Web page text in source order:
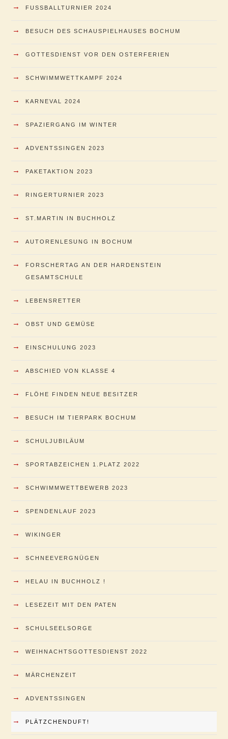
→ FUSSBALLTURNIER 2024
→ BESUCH DES SCHAUSPIELHAUSES BOCHUM
→ GOTTESDIENST VOR DEN OSTERFERIEN
→ SCHWIMMWETTKAMPF 2024
→ KARNEVAL 2024
→ SPAZIERGANG IM WINTER
→ ADVENTSSINGEN 2023
→ PAKETAKTION 2023
→ RINGERTURNIER 2023
→ ST.MARTIN IN BUCHHOLZ
→ AUTORENLESUNG IN BOCHUM
→
FORSCHERTAG AN DER HARDENSTEIN
GESAMTSCHULE
→ LEBENSRETTER
→ OBST UND GEMÜSE
→ EINSCHULUNG 2023
→ ABSCHIED VON KLASSE 4
→ FLÖHE FINDEN NEUE BESITZER
→ BESUCH IM TIERPARK BOCHUM
→ SCHULJUBILÄUM
→ SPORTABZEICHEN 1.PLATZ 2022
→ SCHWIMMWETTBEWERB 2023
→ SPENDENLAUF 2023
→ WIKINGER
→ SCHNEEVERGNÜGEN
→ HELAU IN BUCHHOLZ !
→ LESEZEIT MIT DEN PATEN
→ SCHULSEELSORGE
→ WEIHNACHTSGOTTESDIENST 2022
→ MÄRCHENZEIT
→ ADVENTSSINGEN
→ PLÄTZCHENDUFT!